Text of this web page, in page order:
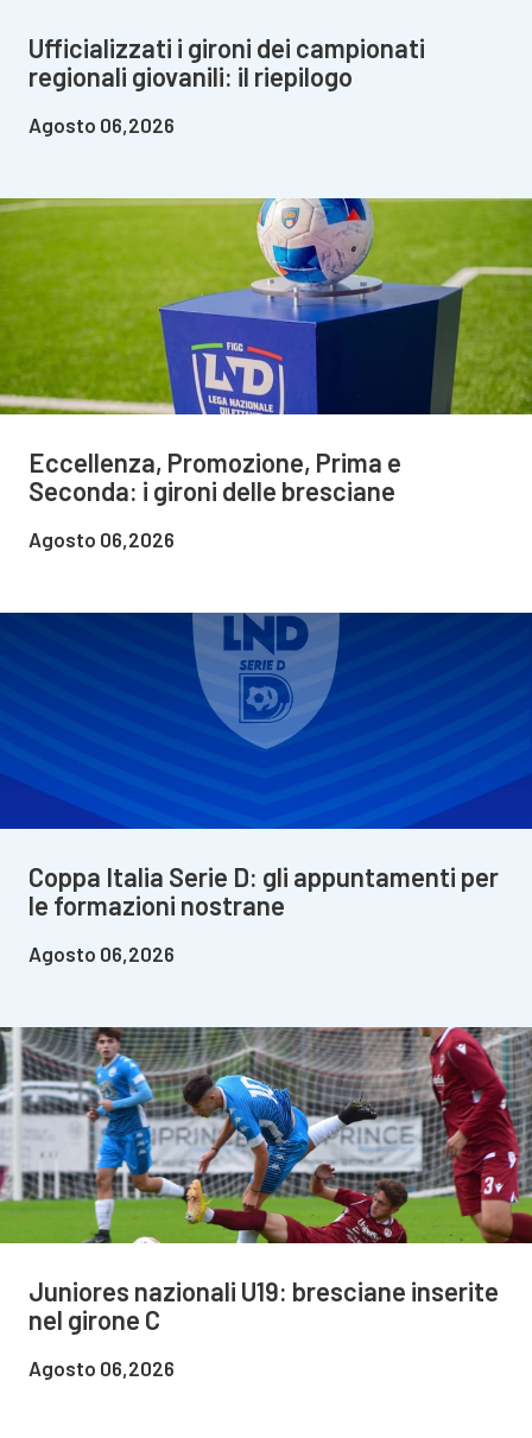
Ufficializzati i gironi dei campionati
regionali giovanili: il riepilogo
Agosto 06,2026
Eccellenza, Promozione, Prima e
Seconda: i gironi delle bresciane
Agosto 06,2026
Coppa Italia Serie D: gli appuntamenti per
le formazioni nostrane
Agosto 06,2026
Juniores nazionali U19: bresciane inserite
nel girone C
Agosto 06,2026